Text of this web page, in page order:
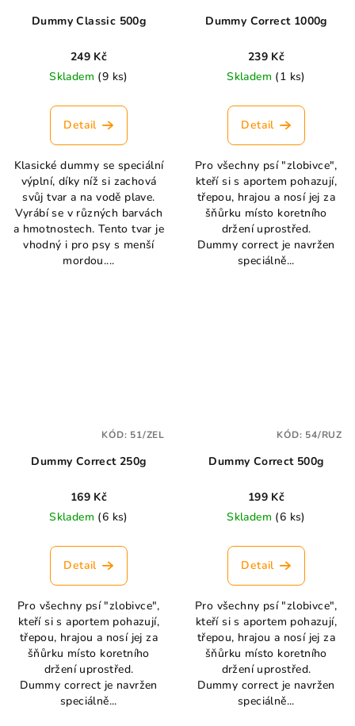
Dummy Classic 500g
249 Kč
Skladem (9 ks)
Detail
Klasické dummy se speciální
výplní, díky níž si zachová
svůj tvar a na vodě plave.
Vyrábí se v různých barvách
a hmotnostech. Tento tvar je
vhodný i pro psy s menší
mordou....
Dummy Correct 1000g
239 Kč
Skladem (1 ks)
Detail
Pro všechny psí "zlobivce",
kteří si s aportem pohazují,
třepou, hrajou a nosí jej za
šňůrku místo koretního
držení uprostřed.
Dummy correct je navržen
speciálně...
Dummy Correct 250g
169 Kč
Skladem (6 ks)
Detail
Pro všechny psí "zlobivce",
kteří si s aportem pohazují,
třepou, hrajou a nosí jej za
šňůrku místo koretního
držení uprostřed.
Dummy correct je navržen
speciálně...
KÓD: 51/ZEL
Dummy Correct 500g
199 Kč
Skladem (6 ks)
Detail
Pro všechny psí "zlobivce",
kteří si s aportem pohazují,
třepou, hrajou a nosí jej za
šňůrku místo koretního
držení uprostřed.
Dummy correct je navržen
speciálně...
KÓD: 54/RUZ